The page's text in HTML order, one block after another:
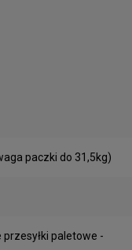
paczki do 31,5kg)
paletowe -